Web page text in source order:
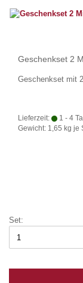
Geschenkset 2
Geschenkset mit
Lieferzeit: 1 - 4
Gewicht: 1,65 kg je
Set: